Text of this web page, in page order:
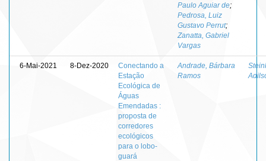
Paulo Aguiar de;
Pedrosa, Luiz
Gustavo Perrut;
Zanatta, Gabriel
Vargas
6-Mai-2021 8-Dez-2020
Conectando a
Estação
Ecológica de
Águas
Emendadas :
proposta de
corredores
ecológicos
para o lobo-
guará
Andrade, Bárbara
Ramos